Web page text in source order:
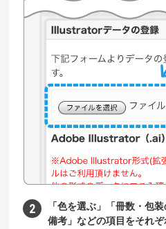
「色を選ぶ」「冊数・包
備考」などの項目をそれ